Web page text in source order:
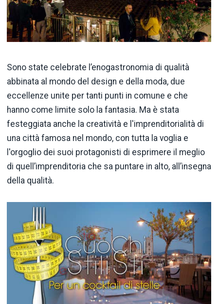
Sono state celebrate l’enogastronomia di qualità
abbinata al mondo del design e della moda, due
eccellenze unite per tanti punti in comune e che
hanno come limite solo la fantasia. Ma è stata
festeggiata anche la creatività e l'imprenditorialità di
una città famosa nel mondo, con tutta la voglia e
l'orgoglio dei suoi protagonisti di esprimere il meglio
di quell’imprenditoria che sa puntare in alto, all’insegna
della qualità.